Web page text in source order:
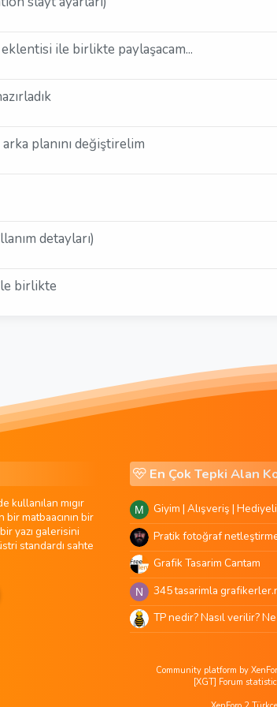
ile birlikte paylaşacam...
planını değiştirelim
detayları)
birlikte
kullanılan mıgır
matbaacının bir
yazı galerisini
standardı sahte
En Çok Tepki Alan
M
Pratik fotoğraf
Grafik Tasarim Cantam
N 345 tasarimla
TP nedir? Nasıl verilir?
Community platform by
[XGT] Forum